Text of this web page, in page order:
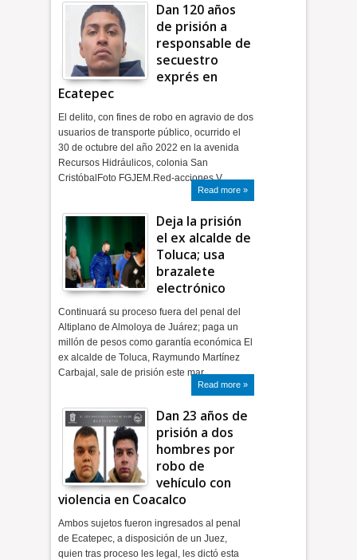
Dan 120 años
de prisión a
responsable de
secuestro
exprés en
Ecatepec
El delito, con fines de robo en agravio de dos
usuarios de transporte público, ocurrido el
30 de octubre del año 2022 en la avenida
Recursos Hidráulicos, colonia San
CristóbalFoto FGJEM.Red-acciones V…
Read more »
Deja la prisión
el ex alcalde de
Toluca; usa
brazalete
electrónico
Continuará su proceso fuera del penal del
Altiplano de Almoloya de Juárez; paga un
millón de pesos como garantía económica El
ex alcalde de Toluca, Raymundo Martínez
Carbajal, sale de prisión este mar…
Read more »
Dan 23 años de
prisión a dos
hombres por
robo de
vehículo con
violencia en Coacalco
Ambos sujetos fueron ingresados al penal
de Ecatepec, a disposición de un Juez,
quien tras proceso les legal, les dictó esta